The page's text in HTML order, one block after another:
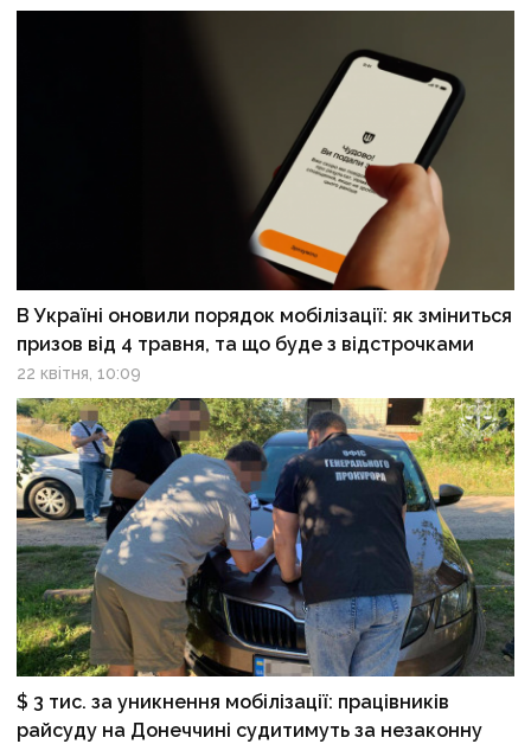
В Україні оновили порядок мобілізації: як зміниться
призов від 4 травня, та що буде з відстрочками
22 квітня, 10:09
$ 3 тис. за уникнення мобілізації: працівників
райсуду на Донеччині судитимуть за незаконну